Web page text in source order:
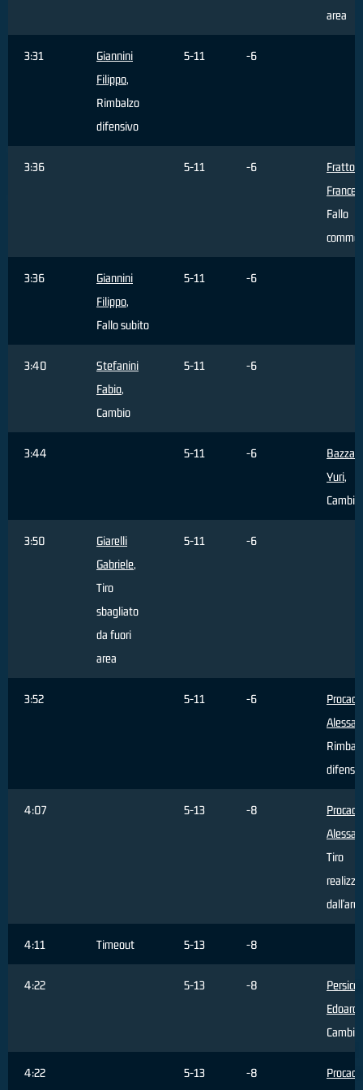
area
3:31
Giannini
Filippo,
Rimbalzo
difensivo
5-11 -6
3:36 5-11 -6
Fratto
Fallo
3:36
Giannini
Filippo,
Fallo subito
5-11 -6
3:40
Stefanini
Fabio,
Cambio
5-11 -6
3:44 5-11 -6
Yuri,
Cambio
3:50
Giarelli
Gabriele,
Tiro
sbagliato
da fuori
area
5-11 -6
3:52 5-11 -6
Procacci
4:07 5-13 -8
Procacci
Tiro
4:11 Timeout 5-13 -8
4:22 5-13 -8
Persico
Edoardo
Cambio
4:22 5-13 -8
Procacci